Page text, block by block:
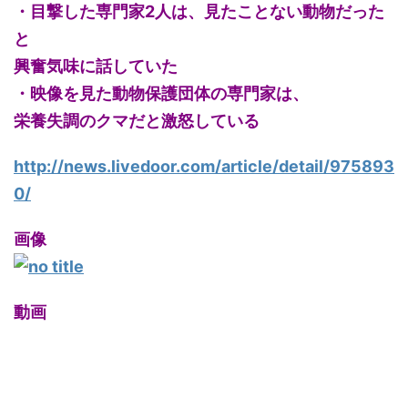
・目撃した専門家2人は、見たことない動物だった
と
興奮気味に話していた
・映像を見た動物保護団体の専門家は、
栄養失調のクマだと激怒している
http://news.livedoor.com/article/detail/975893
0/
画像
動画